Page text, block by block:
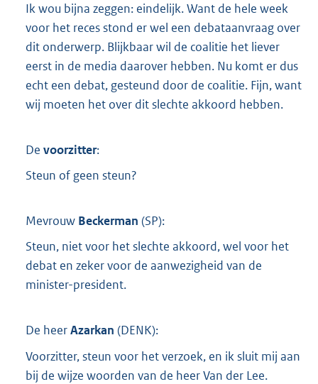
Ik wou bijna zeggen: eindelijk. Want de hele week
voor het reces stond er wel een debataanvraag over
dit onderwerp. Blijkbaar wil de coalitie het liever
eerst in de media daarover hebben. Nu komt er dus
echt een debat, gesteund door de coalitie. Fijn, want
wij moeten het over dit slechte akkoord hebben.
De voorzitter:
Steun of geen steun?
Mevrouw Beckerman (SP):
Steun, niet voor het slechte akkoord, wel voor het
debat en zeker voor de aanwezigheid van de
minister-president.
De heerAzarkan (DENK):
Voorzitter, steun voor het verzoek, en ik sluit mij aan
bij de wijze woorden van de heer Van der Lee.